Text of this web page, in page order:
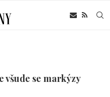
všude se markýzy